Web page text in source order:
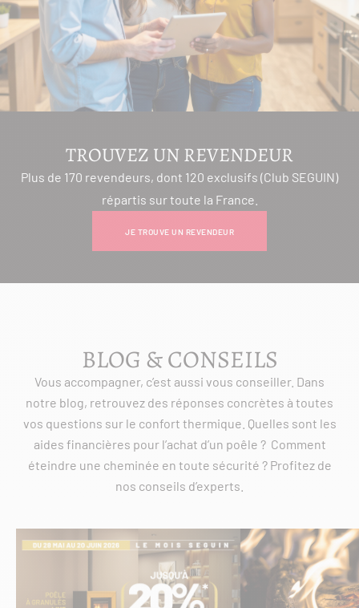
TROUVEZ UN REVENDEUR
Plus de 170 revendeurs, dont 120 exclusifs (Club SEGUIN)
répartis sur toute la France.
JE TROUVE UN REVENDEUR
BLOG & CONSEILS
Vous accompagner, c’est aussi vous conseiller. Dans
notre blog, retrouvez des réponses concrètes à toutes
vos questions sur le confort thermique. Quelles sont les
aides financières pour l’achat d’un poêle ? Comment
éteindre une cheminée en toute sécurité ? Profitez de
nos conseils d’experts.